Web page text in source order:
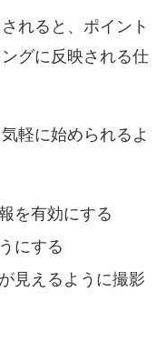
れると、ポイント
グに反映される仕
軽に始められるよ
を有効にする
にする
見えるように撮影